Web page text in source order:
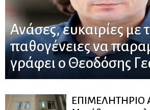
Ανάσες, ευκαιρίες με
παθογένειες να
γράφει ο Θεοδόσης
ΕΠΙΜΕΛΗΤΗΡΙΟ